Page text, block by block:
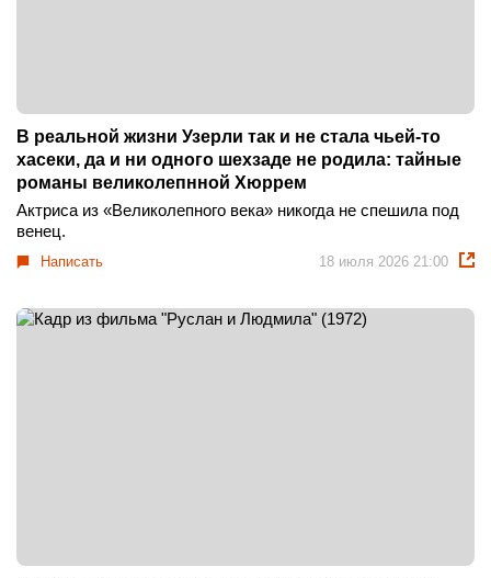
В реальной жизни Узерли так и не стала чьей-то
хасеки, да и ни одного шехзаде не родила: тайные
романы великолепнной Хюррем
Актриса из «Великолепного века» никогда не спешила под
венец.
Написать 18 июля 2026 21:00